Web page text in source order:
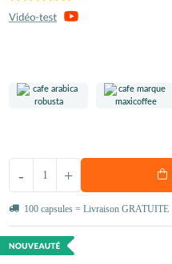
+
-
100 capsules = Livraison GRATUITE